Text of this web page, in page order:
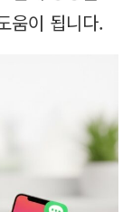
움이 됩니다.